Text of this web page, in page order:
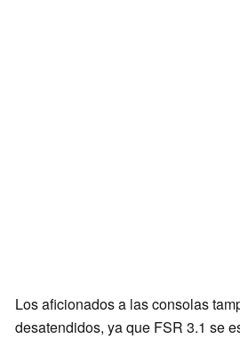
Los aficionados a las consolas
desatendidos, ya que FSR 3.1 se